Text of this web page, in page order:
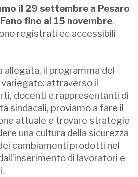
il 29 settembre a Pesaro
fino al 15 novembre.
registrati ed accessibili
allegata, il programma del
attraverso il
docenti e rappresentanti di
sindacali, proviamo a fare il
attuale e trovare strategie
una cultura della sicurezza
cambiamenti prodotti nel
di lavoratori e